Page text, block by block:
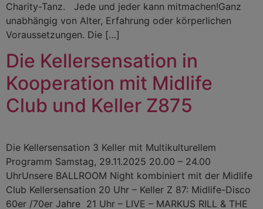
Charity-Tanz. Jede und jeder kann mitmachen!Ganz
unabhängig von Alter, Erfahrung oder körperlichen
Voraussetzungen. Die […]
Die Kellersensation in
Kooperation mit Midlife
Club und Keller Z875
Die Kellersensation 3 Keller mit Multikulturellem
Programm Samstag, 29.11.2025 20.00 – 24.00
UhrUnsere BALLROOM Night kombiniert mit der Midlife
Club Kellersensation 20 Uhr – Keller Z 87: Midlife-Disco
60er /70er Jahre 21 Uhr – LIVE – MARKUS RILL & THE